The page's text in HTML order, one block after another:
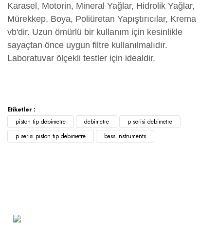
Karasel, Motorin, Mineral Yağlar, Hidrolik Yağlar,
Mürekkep, Boya, Poliüretan Yapıştırıcılar, Krema
vb'dir. Uzun ömürlü bir kullanım için kesinlikle
sayaçtan önce uygun filtre kullanılmalıdır.
Laboratuvar ölçekli testler için idealdir.
Etiketler :
piston tip debimetre
debimetre
p serisi debimetre
p serisi piston tip debimetre
bass ınstruments